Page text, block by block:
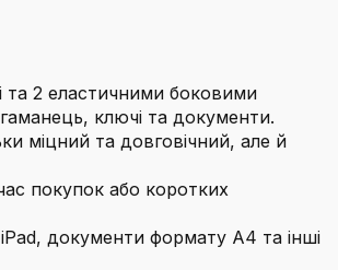
та 2 еластичними боковими
ключі та документи.
міцний та довговічний, але й
покупок або коротких
документи формату А4 та інші